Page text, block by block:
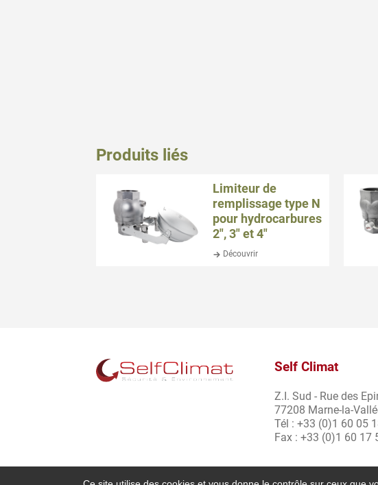
Produits liés
Limiteur de
remplissage type N
pour hydrocarbures
2″, 3″ et 4″
Découvrir
Self Climat
Z.I. Sud - Rue des
77208 Marne-la-
Tél : +33 (0)1 60 05
Fax : +33 (0)1 60 17